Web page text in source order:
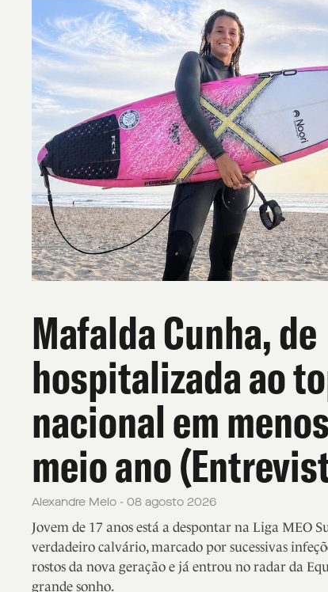
Mafalda Cunha, de
hospitalizada ao
nacional em
meio ano
Alexandre Melo - 08 agosto 2026
Jovem de 17 anos está a despontar na Liga MEO
verdadeiro calvário, marcado por sucessivas
rostos da nova geração e já entrou no radar da
grande sonho.